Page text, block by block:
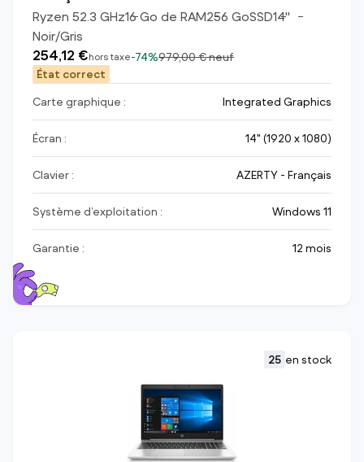
Ryzen 52.3 GHz16Go de RAM256 GoSSD14"
Noir/Gris
254,12 €hors taxe-74%979,00 €neuf
État correct
Carte graphique :
Integrated Graphics
Écran : 14" (1920 x 1080)
Clavier : AZERTY - Français
Système d’exploitation : Windows 11
Garantie : 12 mois
25 en stock